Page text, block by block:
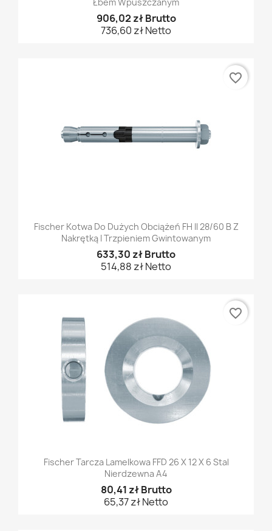
906,02 zł Brutto
736,60 zł Netto
Fischer Kotwa Do Dużych Obciążeń FH II 28/60 B Z
Nakrętką I Trzpieniem Gwintowanym
633,30 zł Brutto
514,88 zł Netto
favorite_border
Fischer Tarcza Lamelkowa FFD 26 X 12 X 6 Stal
Nierdzewna A4
80,41 zł Brutto
65,37 zł Netto
favorite_border